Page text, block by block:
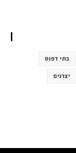
בתי דפוס
יצרנים